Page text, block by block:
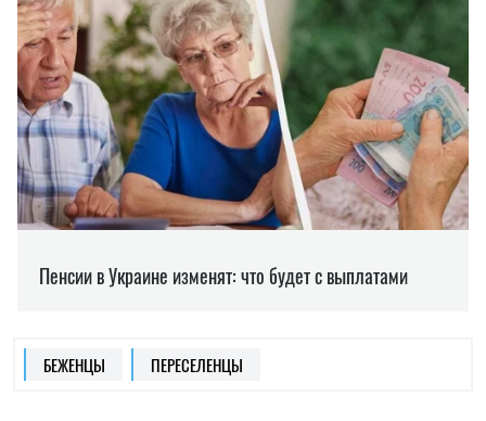
БЕЖЕНЦЫ ПЕРЕСЕЛЕНЦЫ